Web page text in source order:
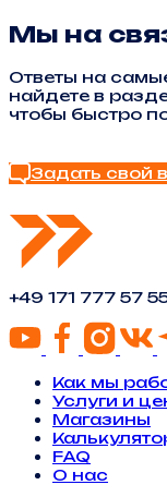
Мы на
Ответы на
найдете в
чтобы быстро
Задать свой
+49 171 777 57
Как мы
Услуги и
Магазины
FAQ
О нас